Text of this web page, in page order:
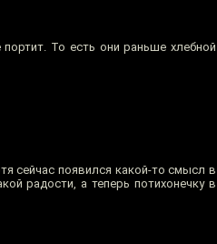
То есть они раньше хлебной
сейчас появился какой-то смысл в
радости, а теперь потихонечку в